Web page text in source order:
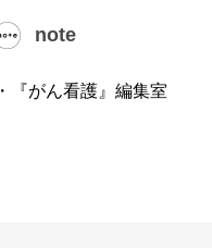
note
・『がん看護』編集室